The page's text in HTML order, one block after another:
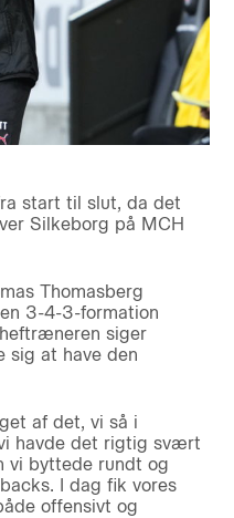
start til slut, da det
Silkeborg på MCH
Thomasberg
3-4-3-formation
siger
sig at have den
af det, vi så i
havde det rigtig svært
vi byttede rundt og
I dag fik vores
offensivt og